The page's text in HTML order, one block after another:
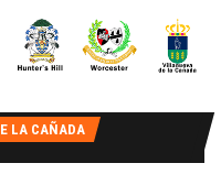
LA CAÑADA